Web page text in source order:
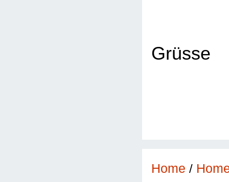
Grüsse
Home /